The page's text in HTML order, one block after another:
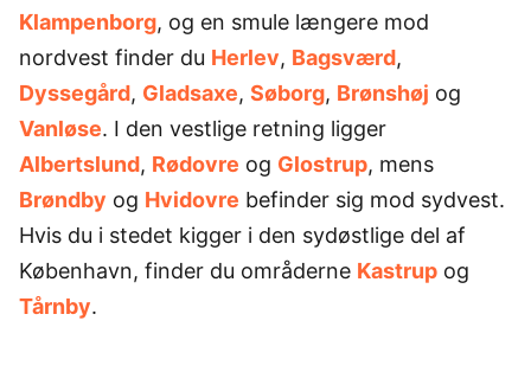
Klampenborg, og en smule længere mod
nordvest finder du Herlev, Bagsværd,
Dyssegård, Gladsaxe, Søborg, Brønshøj og
Vanløse. I den vestlige retning ligger
Albertslund, Rødovre og Glostrup, mens
Brøndby og Hvidovre befinder sig mod sydvest.
Hvis du i stedet kigger i den sydøstlige del af
København, finder du områderne Kastrup og
Tårnby.